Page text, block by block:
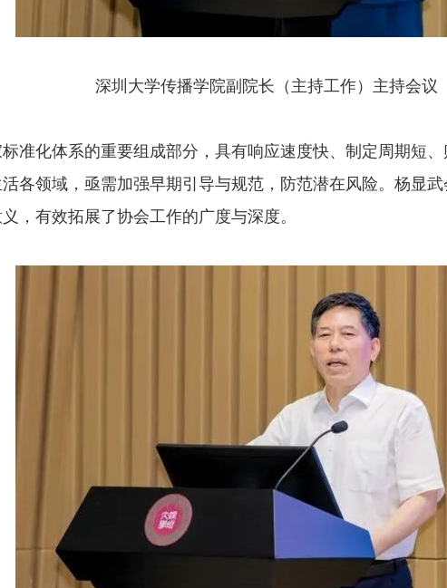
深圳大学传播学院副院长（主持工作）主持会议
准化体系的重要组成部分，具有响应速度快、制定周期短
各领域，亟需加强早期引导与规范，防范潜在风险。杨显
，有效拓展了协会工作的广度与深度。